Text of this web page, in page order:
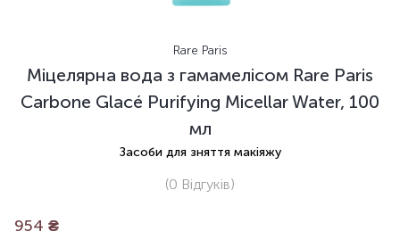
Rare Paris
Міцелярна вода з гамамелісом Rare Paris
Carbone Glacé Purifying Micellar Water, 100
мл
Засоби для зняття макіяжу
(0 Відгуків)
954 ₴